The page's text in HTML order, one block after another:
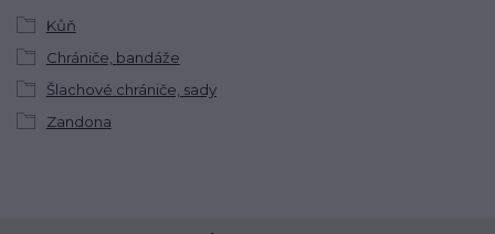
Kůň
Chrániče, bandáže
Šlachové chrániče, sady
Zandona